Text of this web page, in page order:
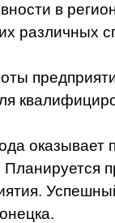
в
различных
оказывает